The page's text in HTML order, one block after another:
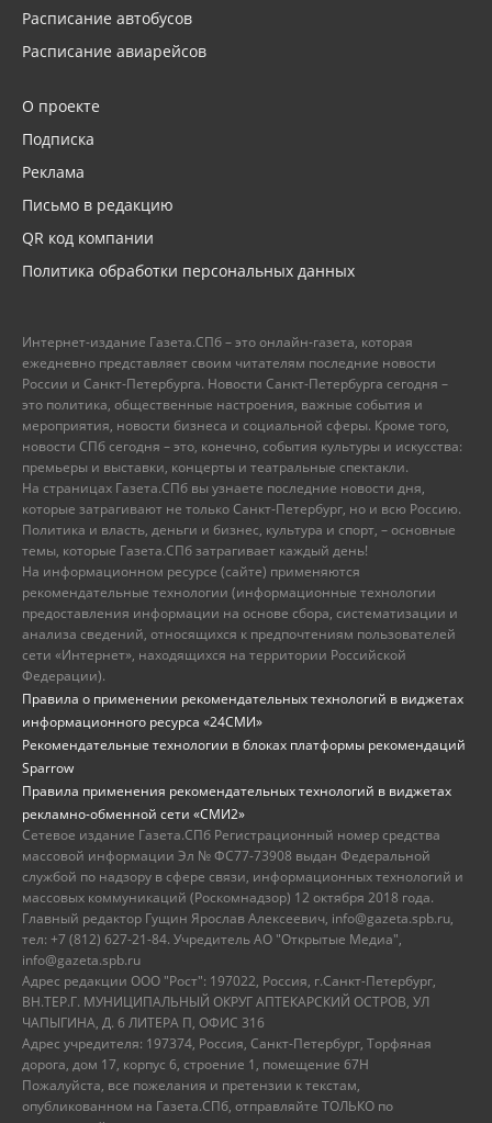
Расписание автобусов
Расписание авиарейсов
О проекте
Подписка
Реклама
Письмо в редакцию
QR код компании
Политика обработки персональных данных
Интернет-издание Газета.СПб – это онлайн-газета, которая
ежедневно представляет своим читателям последние новости
России и Санкт-Петербурга. Новости Санкт-Петербурга сегодня –
это политика, общественные настроения, важные события и
мероприятия, новости бизнеса и социальной сферы. Кроме того,
новости СПб сегодня – это, конечно, события культуры и искусства:
премьеры и выставки, концерты и театральные спектакли.
На страницах Газета.СПб вы узнаете последние новости дня,
которые затрагивают не только Санкт-Петербург, но и всю Россию.
Политика и власть, деньги и бизнес, культура и спорт, – основные
темы, которые Газета.СПб затрагивает каждый день!
На информационном ресурсе (сайте) применяются
рекомендательные технологии (информационные технологии
предоставления информации на основе сбора, систематизации и
анализа сведений, относящихся к предпочтениям пользователей
сети «Интернет», находящихся на территории Российской
Федерации).
Правила о применении рекомендательных технологий в виджетах
информационного ресурса «24СМИ»
Рекомендательные технологии в блоках платформы рекомендаций
Sparrow
Правила применения рекомендательных технологий в виджетах
рекламно-обменной сети «СМИ2»
Сетевое издание Газета.СПб Регистрационный номер средства
массовой информации Эл № ФС77-73908 выдан Федеральной
службой по надзору в сфере связи, информационных технологий и
массовых коммуникаций (Роскомнадзор) 12 октября 2018 года.
Главный редактор Гущин Ярослав Алексеевич, info@gazeta.spb.ru,
тел: +7 (812) 627-21-84. Учредитель АО "Открытые Медиа",
info@gazeta.spb.ru
Адрес редакции ООО "Рост": 197022, Россия, г.Санкт-Петербург,
ВН.ТЕР.Г. МУНИЦИПАЛЬНЫЙ ОКРУГ АПТЕКАРСКИЙ ОСТРОВ, УЛ
ЧАПЫГИНА, Д. 6 ЛИТЕРА П, ОФИС 316
Адрес учредителя: 197374, Россия, Санкт-Петербург, Торфяная
дорога, дом 17, корпус 6, строение 1, помещение 67Н
Пожалуйста, все пожелания и претензии к текстам,
опубликованном на Газета.СПб, отправляйте ТОЛЬКО по